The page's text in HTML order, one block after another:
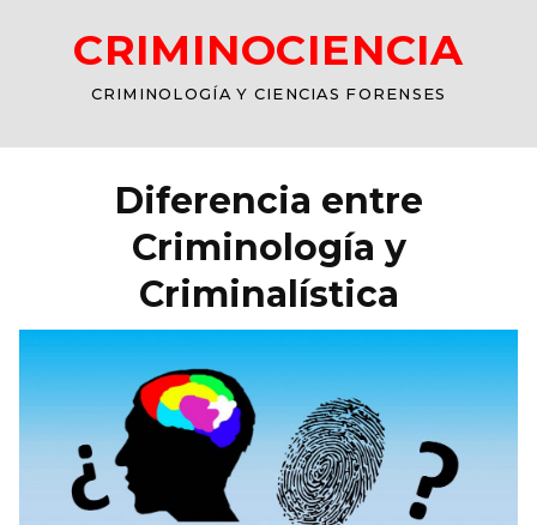
CRIMINOCIENCIA
CRIMINOLOGÍA Y CIENCIAS FORENSES
Diferencia entre
Criminología y
Criminalística